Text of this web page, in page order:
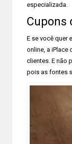
especializada.
Cupons
E se você quer
online, a iPlace
clientes. E não
pois as fontes